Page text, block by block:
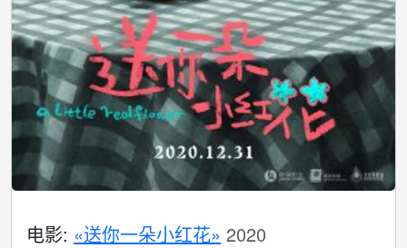
电影: «送你一朵小红花» 2020